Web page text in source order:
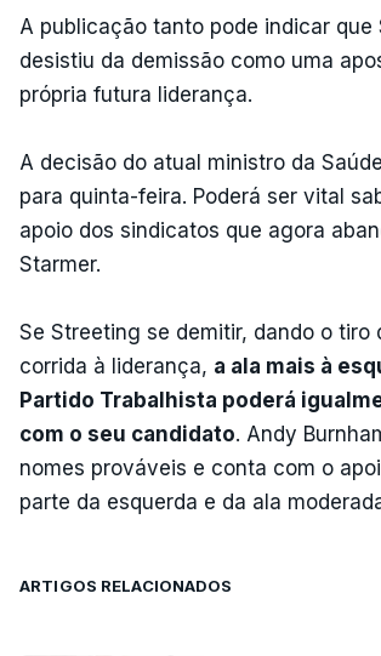
A publicação tanto pode indicar que
desistiu da demissão como uma
própria futura liderança.
A decisão do atual ministro da
para quinta-feira. Poderá ser vital
apoio dos sindicatos que agora
Starmer.
Se Streeting se demitir, dando o tiro
corrida à liderança, a ala mais à
Partido Trabalhista poderá
com o seu candidato. Andy
nomes prováveis e conta com o
parte da esquerda e da ala
ARTIGOS RELACIONADOS